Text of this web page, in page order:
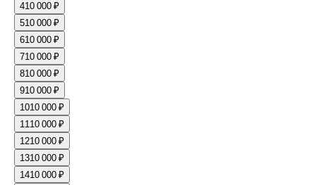
410 000 ₽
510 000 ₽
610 000 ₽
710 000 ₽
810 000 ₽
910 000 ₽
1010 000 ₽
1110 000 ₽
1210 000 ₽
1310 000 ₽
1410 000 ₽